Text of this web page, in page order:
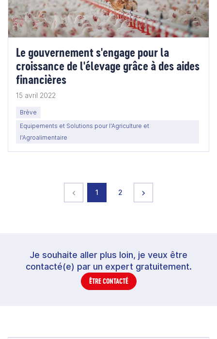
Le gouvernement s'engage pour la
croissance de l'élevage grâce à des aides
financières
15 avril 2022
Brève
Equipements et Solutions pour l'Agriculture et
l'Agroalimentaire
Page précédente
page
1 page
2
Je souhaite aller plus loin, je veux être
contacté(e) par un expert gratuitement.
ÊTRE CONTACTÉ